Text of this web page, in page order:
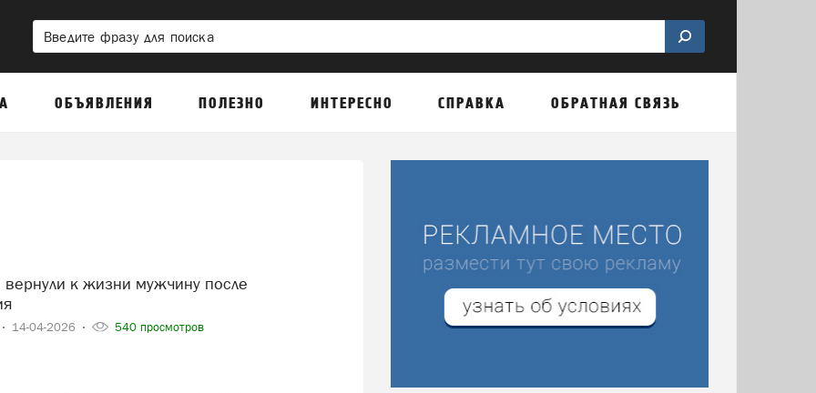
ОБЪЯВЛЕНИЯ ПОЛЕЗНО ИНТЕРЕСНО СПРАВКА ОБРАТНАЯ СВЯЗЬ
14-04-2026 540 просмотров